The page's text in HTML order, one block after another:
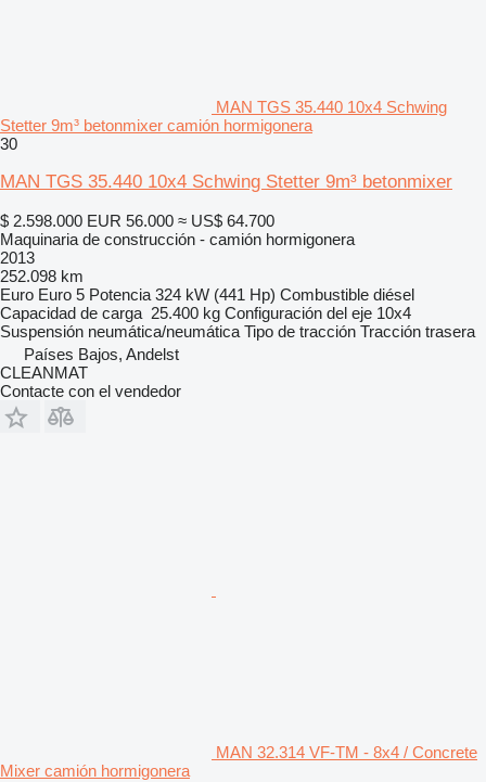
MAN TGS 35.440 10x4 Schwing
Stetter 9m³ betonmixer camión hormigonera
30
MAN TGS 35.440 10x4 Schwing Stetter 9m³ betonmixer
$ 2.598.000 EUR 56.000 ≈ US$ 64.700
Maquinaria de construcción - camión hormigonera
2013
252.098 km
Euro Euro 5 Potencia 324 kW (441 Hp) Combustible diésel
Capacidad de carga 25.400 kg Configuración del eje 10x4
Suspensión neumática/neumática Tipo de tracción Tracción trasera
Países Bajos, Andelst
CLEANMAT
Contacte con el vendedor
MAN 32.314 VF-TM - 8x4 / Concrete
Mixer camión hormigonera